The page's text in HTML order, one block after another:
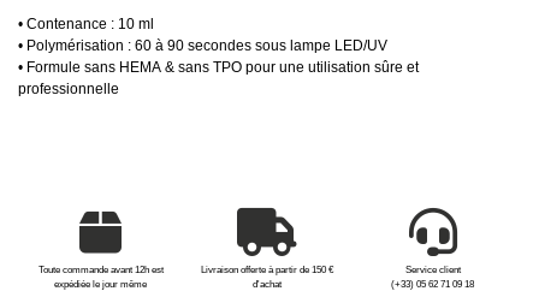
• Contenance : 10 ml
• Polymérisation : 60 à 90 secondes sous lampe LED/UV
• Formule sans HEMA & sans TPO pour une utilisation sûre et
professionnelle
Toute commande avant 12h est
expédiée le jour même
Livraison offerte à partir de 150 €
d'achat
Service client
(+33) 05 62 71 09 18